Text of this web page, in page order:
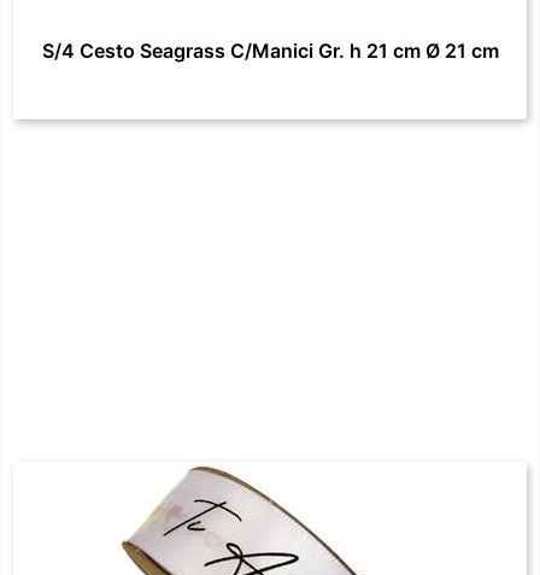
S/4 Cesto Seagrass C/Manici Gr. h 21 cm Ø 21 cm